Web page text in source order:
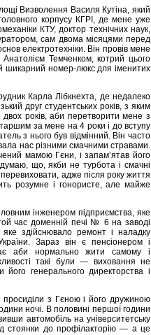
Визволення Василя Кутіна, який
корпусу КГРІ, де мене уже
КТУ, доктор технічних наук,
сам двома місяцями перед
електротехніки. Він провів мене
Темченком, котрий цього
шикарний номер-люкс для іменитих
Карла Лібкнехта, де недалеко
друг студентських років, з яким
років, аби перетворити мене з
за мене на 4 роки і до вступу
з нього був відмінний. Він часто
нас різними смачними стравами.
мамою Гєни, і запам’ятав його
що, якби не турбота і смачні
адже після року життя
розумне і гонористе, але майже
інженером підприємства, яке
час доменній печі № 6 на заводі
яке здійснювало ремонт і наладку
Зараз він є пенсіонером і
аби нормально жити самому і
такі були — виховання не
генерального директорства і
з Гєною і його дружиною
ночі. В половині першої години
автомобіль на університетську
стоянки до профілакторію — а це